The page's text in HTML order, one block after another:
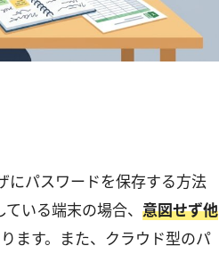
にパスワードを保存する方法
いる端末の場合、 意図せず他
ます。また、クラウド型のパ